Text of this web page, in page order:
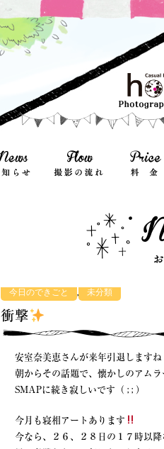
今日のできごと 未分類
衝撃
安室奈美恵さんが来年引退しますね
朝からその話題で、懐かしのアム
SMAPに続き寂しいです（ ; ; ）
今月も寝相アートあります
今なら、２６、２８日の１７時以